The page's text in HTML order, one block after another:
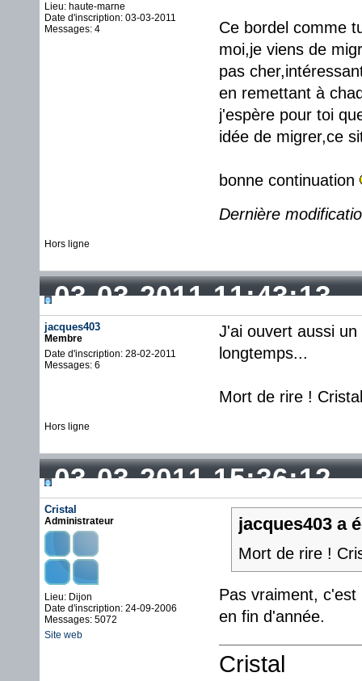
Lieu: haute-marne
Date d'inscription: 03-03-2011
Messages: 4
Ce bordel comme
moi,je viens de
pas
en remettant à
j'espère pour toi
idée de migrer,ce
bonne continuation
Dernière
Hors ligne
03-03-2011 11:43:13
jacques403
Membre
Date d'inscription: 28-02-2011
Messages: 6
J'ai ouvert aussi
longtemps...
Mort de rire !
Hors ligne
03-03-2011 15:36:12
Cristal
Administrateur
Lieu: Dijon
Date d'inscription: 24-09-2006
Messages: 5072
Site web
jacques403 a
Mort de rire !
Pas vraiment,
en fin d'année.
Cristal